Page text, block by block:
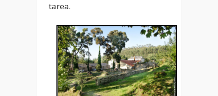
tarea.